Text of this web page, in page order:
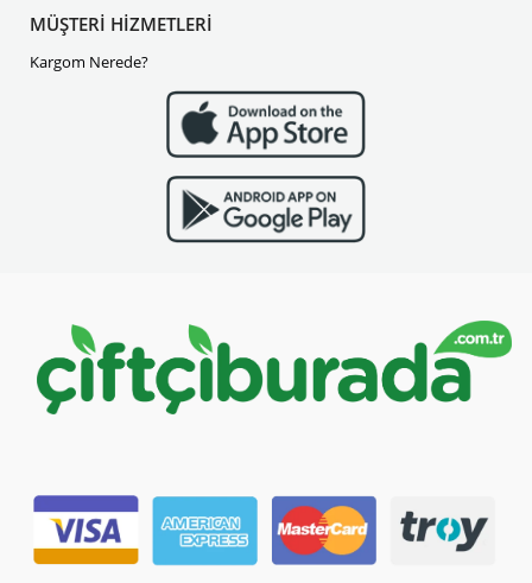
MÜŞTERİ HİZMETLERİ
Kargom Nerede?